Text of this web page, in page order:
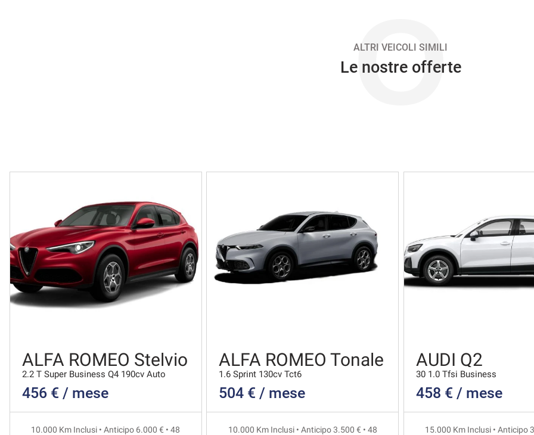
O
ALTRI VEICOLI SIMILI
Le nostre offerte
ALFA ROMEO Stelvio
2.2 T Super Business Q4 190cv Auto
456 € / mese
10.000 Km Inclusi • Anticipo 6.000 € • 48
ALFA ROMEO Tonale
1.6 Sprint 130cv Tct6
504 € / mese
10.000 Km Inclusi • Anticipo 3.500 € • 48
AUDI Q2
30 1.0 Tfsi Business
458 € / mese
15.000 Km Inclusi • Anticipo